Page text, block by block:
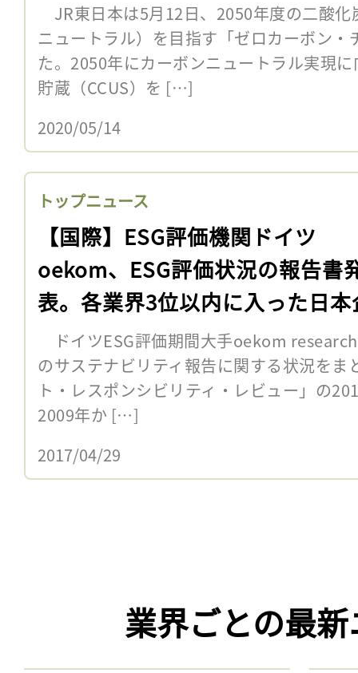
JR東日本は5月12日、2050年度の二酸化
ニュートラル）を目指す「ゼロカーボン
た。2050年にカーボンニュートラル実現
貯蔵（CCUS）を […]
2020/05/14
トップニュース
【国際】ESG評価機関ドイツ
oekom、ESG評価状況の報告書
表。各業界3位以内に入った日本
4社
ドイツESG評価期間大手oekom
のサステナビリティ報告に関する状況をま
ト・レスポンシビリティ・レビュー」の
2009年か […]
2017/04/29
業界ごとの最